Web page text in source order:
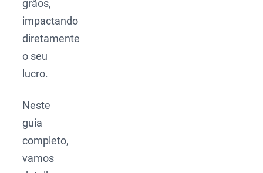
grãos,
impactando
diretamente
o seu
lucro.
Neste
guia
completo,
vamos